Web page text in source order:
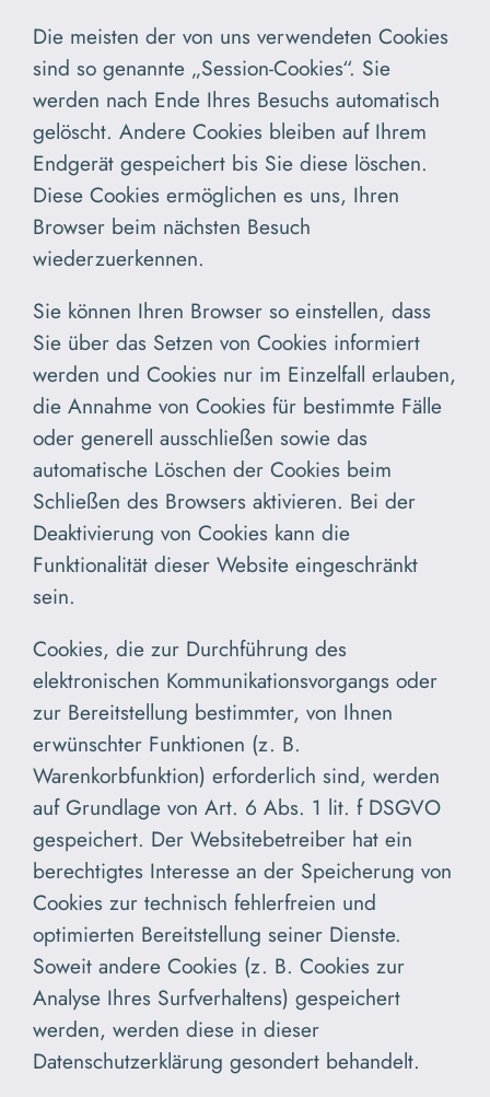
Die meisten der von uns verwendeten Cookies
sind so genannte „Session-Cookies“. Sie
werden nach Ende Ihres Besuchs automatisch
gelöscht. Andere Cookies bleiben auf Ihrem
Endgerät gespeichert bis Sie diese löschen.
Diese Cookies ermöglichen es uns, Ihren
Browser beim nächsten Besuch
wiederzuerkennen.
Sie können Ihren Browser so einstellen, dass
Sie über das Setzen von Cookies informiert
werden und Cookies nur im Einzelfall erlauben,
die Annahme von Cookies für bestimmte Fälle
oder generell ausschließen sowie das
automatische Löschen der Cookies beim
Schließen des Browsers aktivieren. Bei der
Deaktivierung von Cookies kann die
Funktionalität dieser Website eingeschränkt
sein.
Cookies, die zur Durchführung des
elektronischen Kommunikationsvorgangs oder
zur Bereitstellung bestimmter, von Ihnen
erwünschter Funktionen (z. B.
Warenkorbfunktion) erforderlich sind, werden
auf Grundlage von Art. 6 Abs. 1 lit. f DSGVO
gespeichert. Der Websitebetreiber hat ein
berechtigtes Interesse an der Speicherung von
Cookies zur technisch fehlerfreien und
optimierten Bereitstellung seiner Dienste.
Soweit andere Cookies (z. B. Cookies zur
Analyse Ihres Surfverhaltens) gespeichert
werden, werden diese in dieser
Datenschutzerklärung gesondert behandelt.